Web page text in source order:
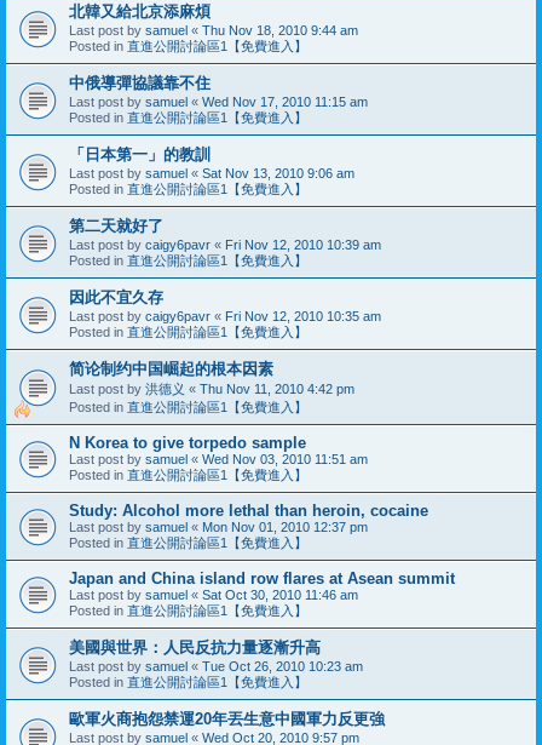
北韓又給北京添麻煩
Last post by samuel « Thu Nov 18, 2010 9:44 am
Posted in 直進公開討論區1【免費進入】
中俄導彈協議靠不住
Last post by samuel « Wed Nov 17, 2010 11:15 am
Posted in 直進公開討論區1【免費進入】
「日本第一」的教訓
Last post by samuel « Sat Nov 13, 2010 9:06 am
Posted in 直進公開討論區1【免費進入】
第二天就好了
Last post by caigy6pavr « Fri Nov 12, 2010 10:39 am
Posted in 直進公開討論區1【免費進入】
因此不宜久存
Last post by caigy6pavr « Fri Nov 12, 2010 10:35 am
Posted in 直進公開討論區1【免費進入】
简论制约中国崛起的根本因素
Last post by 洪德义 « Thu Nov 11, 2010 4:42 pm
Posted in 直進公開討論區1【免費進入】
N Korea to give torpedo sample‎
Last post by samuel « Wed Nov 03, 2010 11:51 am
Posted in 直進公開討論區1【免費進入】
Study: Alcohol more lethal than heroin, cocaine
Last post by samuel « Mon Nov 01, 2010 12:37 pm
Posted in 直進公開討論區1【免費進入】
Japan and China island row flares at Asean summit
Last post by samuel « Sat Oct 30, 2010 11:46 am
Posted in 直進公開討論區1【免費進入】
美國與世界：人民反抗力量逐漸升高
Last post by samuel « Tue Oct 26, 2010 10:23 am
Posted in 直進公開討論區1【免費進入】
歐軍火商抱怨禁運20年丟生意中國軍力反更強
Last post by samuel « Wed Oct 20, 2010 9:57 pm